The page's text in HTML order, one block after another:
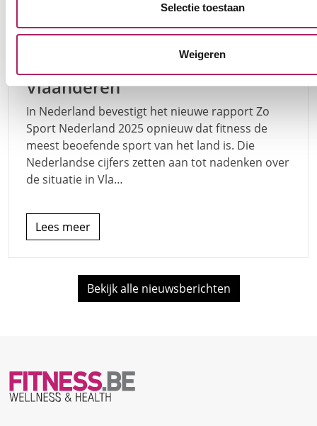
Selectie toestaan
Weigeren
Fitness: de onzichtbare
Vlaanderen
In Nederland bevestigt het nieuwe rapport Zo
Sport Nederland 2025 opnieuw dat fitness de
meest beoefende sport van het land is. Die
Nederlandse cijfers zetten aan tot nadenken over
de situatie in Vla…
Lees meer
Bekijk alle nieuwsberichten